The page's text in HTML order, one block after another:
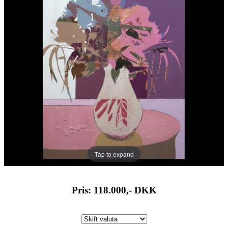
Tap to expand
Pris: 118.000,- DKK